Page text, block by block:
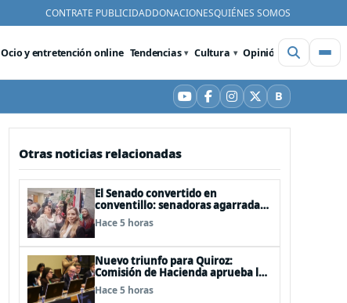
CONTRATE PUBLICIDADDONACIONESQUIÉNES SOMOS
Ocio y entretención online Tendencias Cultura Opinión Videos
YouTube
Facebook
Instagram
X BBluesky
Otras noticias relacionadas
El Senado convertido en
conventillo: senadoras agarradas
de las mechas
Hace 5 horas
Nuevo triunfo para Quiroz:
Comisión de Hacienda aprueba los
vetos a la Megarreforma
Hace 5 horas